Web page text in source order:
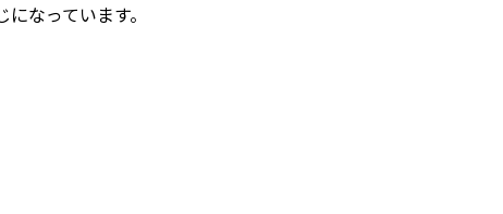
なっています。